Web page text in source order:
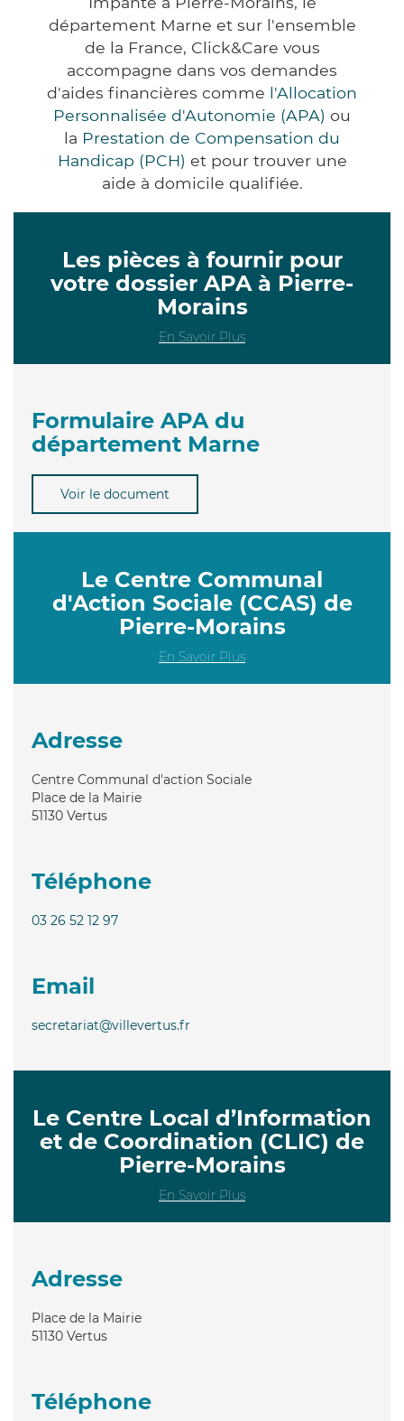
département Marne et sur l'ensemble
de la France, Click&Care vous
accompagne dans vos demandes
d'aides financières comme l'Allocation
Personnalisée d'Autonomie (APA) ou
la Prestation de Compensation du
Handicap (PCH) et pour trouver une
aide à domicile qualifiée.
Les pièces à fournir pour
votre dossier APA à Pierre-
Morains
En Savoir Plus
Formulaire APA du
département Marne
Voir le document
Le Centre Communal
d'Action Sociale (CCAS) de
Pierre-Morains
En Savoir Plus
Adresse
Centre Communal d'action Sociale
Place de la Mairie
51130 Vertus
Téléphone
03 26 52 12 97
Email
secretariat@villevertus.fr
Le Centre Local d’Information
et de Coordination (CLIC) de
Pierre-Morains
En Savoir Plus
Adresse
Place de la Mairie
51130 Vertus
Téléphone